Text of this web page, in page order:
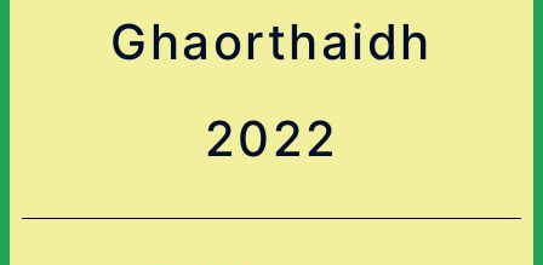
Ghaorthaidh
2022